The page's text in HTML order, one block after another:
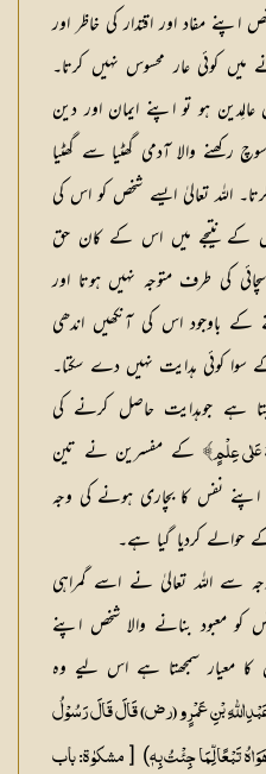
اپنے مفاد اور اقتدار کی خاظر اور
کوئی عار محسوس نہیں کرتا۔
ہو تو اپنے ایمان اور دین
رکھنے والا آدمی گھٹیا سے گھٹیا
اللہ تعالیٰ ایسے شخص کو اس کی
کے نتیجے میں اس کے کان حق
کی طرف متوجہ نہیں ہوتا اور
کے باوجود اس کی آنکھیں اندھی
سوا کوئی ہدایت نہیں دے سکتا۔
ہے جوہدایت حاصل کرنے کی
عَلٰی عِلْمٍ﴾ کے مفسرین نے تین
ہیں۔1 ۔یہ شخص اپنے نفس کا بچاری ہونے کی وجہ
حوالے کردیا گیا ہے۔
سے اللہ تعالیٰ نے اسے گمراہی
ہے۔ 3 ۔اپنے نفس کو معبود بنانے والا شخص اپنے
معیار سمجھتا ہے اس لیے وہ
اللّٰہِ بْنِ عَمْرٍو (رض) قَالَ قَالَ رَسُوْلُ
تَبْعًا لِّمَا جِئْتُ بِہٖ) [مشکوٰۃ: باب